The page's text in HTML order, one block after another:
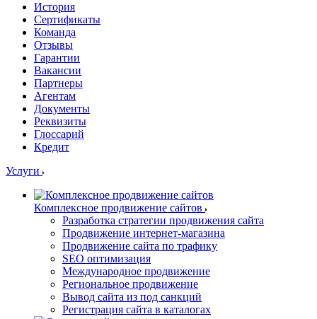
История
Сертификаты
Команда
Отзывы
Гарантии
Вакансии
Партнеры
Агентам
Документы
Реквизиты
Глоссарий
Кредит
Услуги
Комплексное продвижение сайтов
Разработка стратегии продвижения сайта
Продвижение интернет-магазина
Продвижение сайта по трафику
SEO оптимизация
Международное продвижение
Региональное продвижение
Вывод сайта из под санкций
Регистрация сайта в каталогах